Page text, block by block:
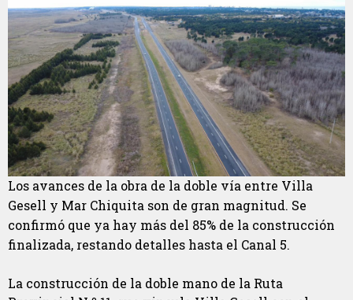
Los avances de la obra de la doble vía entre Villa
Gesell y Mar Chiquita son de gran magnitud. Se
confirmó que ya hay más del 85% de la construcción
finalizada, restando detalles hasta el Canal 5.
La construcción de la doble mano de la Ruta